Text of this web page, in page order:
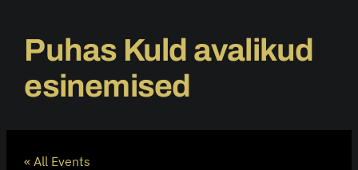
Puhas Kuld avalikud
esinemised
« All Events